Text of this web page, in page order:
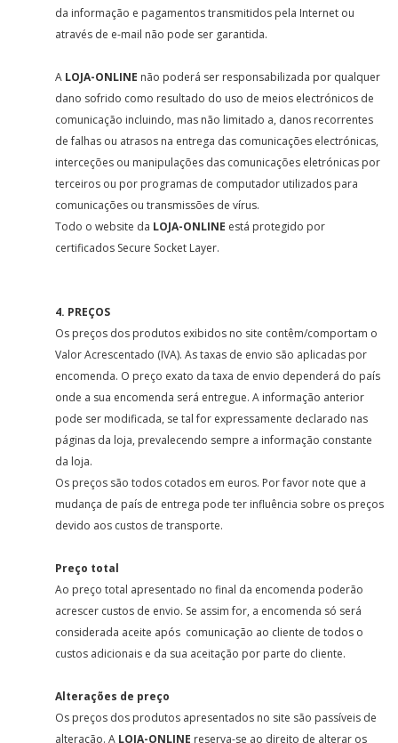
da informação e pagamentos transmitidos pela Internet ou
através de e-mail não pode ser garantida.
A LOJA-ONLINE não poderá ser responsabilizada por qualquer
dano sofrido como resultado do uso de meios electrónicos de
comunicação incluindo, mas não limitado a, danos recorrentes
de falhas ou atrasos na entrega das comunicações electrónicas,
interceções ou manipulações das comunicações eletrónicas por
terceiros ou por programas de computador utilizados para
comunicações ou transmissões de vírus.
Todo o website da LOJA-ONLINE está protegido por
certificados Secure Socket Layer.
4. PREÇOS
Os preços dos produtos exibidos no site contêm/comportam o
Valor Acrescentado (IVA). As taxas de envio são aplicadas por
encomenda. O preço exato da taxa de envio dependerá do país
onde a sua encomenda será entregue. A informação anterior
pode ser modificada, se tal for expressamente declarado nas
páginas da loja, prevalecendo sempre a informação constante
da loja.
Os preços são todos cotados em euros. Por favor note que a
mudança de país de entrega pode ter influência sobre os preços
devido aos custos de transporte.
Preço total
Ao preço total apresentado no final da encomenda poderão
acrescer custos de envio. Se assim for, a encomenda só será
considerada aceite após comunicação ao cliente de todos o
custos adicionais e da sua aceitação por parte do cliente.
Alterações de preço
Os preços dos produtos apresentados no site são passíveis de
alteração. A LOJA-ONLINE reserva-se ao direito de alterar os